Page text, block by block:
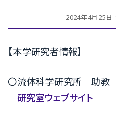
2024年4月25日
【本学研究者情報】
〇流体科学研究所 助教
研究室ウェブサイト